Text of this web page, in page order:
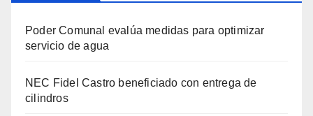
Poder Comunal evalúa medidas para optimizar
servicio de agua
NEC Fidel Castro beneficiado con entrega de
cilindros